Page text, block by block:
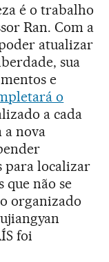
é o trabalho
Ran. Com a
atualizar
sua
e
o
a cada
a nova
para localizar
que não se
organizado
foi